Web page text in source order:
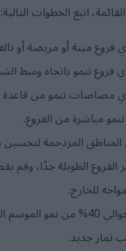
اتبع الخطوات التالية:
فروع ميتة أو مريضة أو
فروع تنمو باتجاه وسط
أي مصاصات تنمو من قاعدة
تنمو مباشرة من الفروع.
المزدحمة لتحسين
الفروع الطويلة جدًا،
للخارج.
قم بإزالة حوالي 40% من نمو
ثمار جديد.